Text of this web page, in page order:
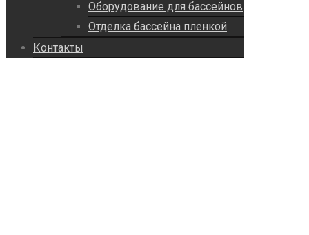
Оборудование для бассейнов
Отделка бассейна пленкой
Контакты